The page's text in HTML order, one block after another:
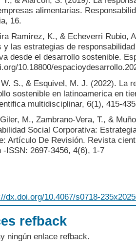
alimentarias.
16.
Ramírez, K., & Echeverri Rubio,
y las estrategias de
desde el desarrollo sostenible.
10.18800/
S., & Esquivel, M. J. (2022). La
sostenible en latinoamerica en
multidisciplinar, 6(1), 415-435
M., Zambrano-Vera, T., &
Social Corporativa:
Artículo De Revisión. Revista
-ISSN: 2697-3456, 4(6), 1-7
dx.doi.org/10.4067/s0718-
refback
ningún enlace refback.